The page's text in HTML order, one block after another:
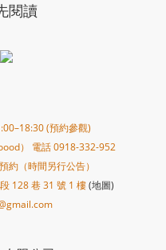
閱讀
(預約參觀)
） 電話 0918-332-952
（時間另行公告）
128 巷 31 號 1 樓(地圖)